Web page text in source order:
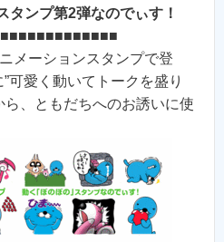
タンプ第2弾なのでぃす！
メーションスタンプで登
”可愛く動いてトークを盛り
、ともだちへのお誘いに使